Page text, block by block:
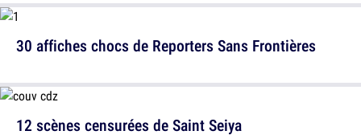
12 scènes censurées de Saint Seiya
30 affiches chocs de Reporters Sans Frontières